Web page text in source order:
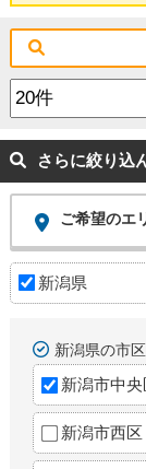
さらに絞り込
ご希望のエ
新潟県
新潟県の市
新潟市中央
新潟市西区